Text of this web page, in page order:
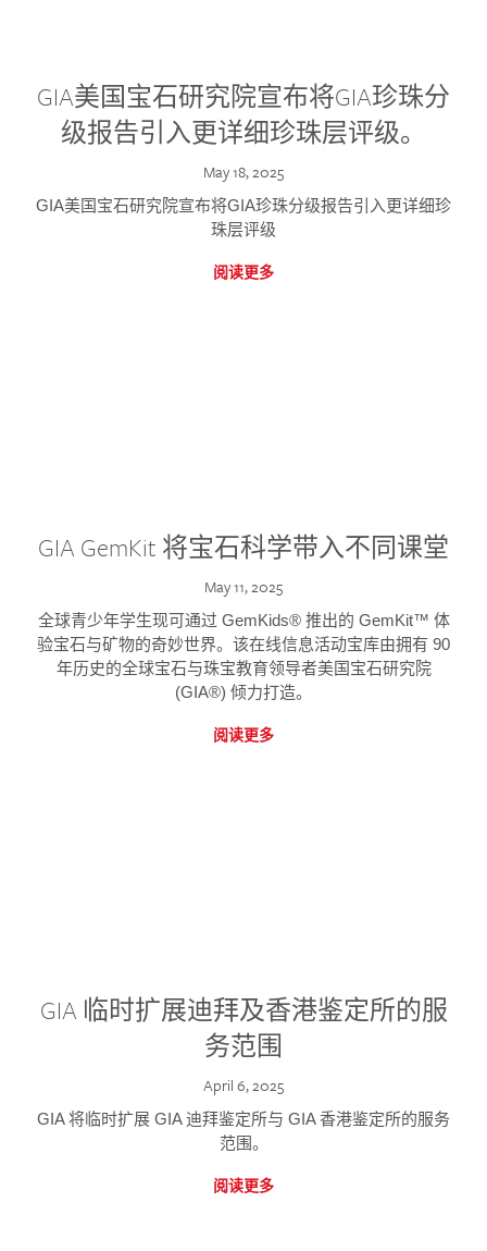
GIA美国宝石研究院宣布将GIA珍珠分
级报告引入更详细珍珠层评级。
May 18, 2025
GIA美国宝石研究院宣布将GIA珍珠分级报告引入更详细珍
珠层评级
阅读更多
GIA GemKit 将宝石科学带入不同课堂
May 11, 2025
全球青少年学生现可通过 GemKids® 推出的 GemKit™ 体
验宝石与矿物的奇妙世界。该在线信息活动宝库由拥有 90
年历史的全球宝石与珠宝教育领导者美国宝石研究院
(GIA®) 倾力打造。
阅读更多
GIA 临时扩展迪拜及香港鉴定所的服
务范围
April 6, 2025
GIA 将临时扩展 GIA 迪拜鉴定所与 GIA 香港鉴定所的服务
范围。
阅读更多